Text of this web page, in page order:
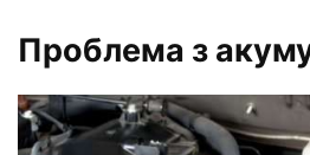
Проблема з